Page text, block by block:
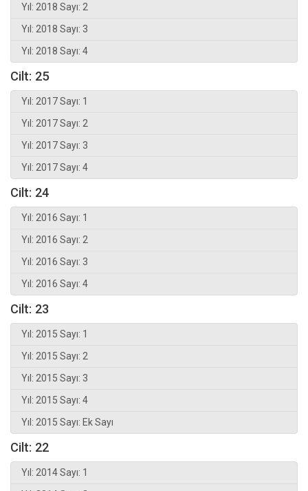
Yıl: 2018 Sayı: 2
Yıl: 2018 Sayı: 3
Yıl: 2018 Sayı: 4
Cilt: 25
Yıl: 2017 Sayı: 1
Yıl: 2017 Sayı: 2
Yıl: 2017 Sayı: 3
Yıl: 2017 Sayı: 4
Cilt: 24
Yıl: 2016 Sayı: 1
Yıl: 2016 Sayı: 2
Yıl: 2016 Sayı: 3
Yıl: 2016 Sayı: 4
Cilt: 23
Yıl: 2015 Sayı: 1
Yıl: 2015 Sayı: 2
Yıl: 2015 Sayı: 3
Yıl: 2015 Sayı: 4
Yıl: 2015 Sayı: Ek Sayı
Cilt: 22
Yıl: 2014 Sayı: 1